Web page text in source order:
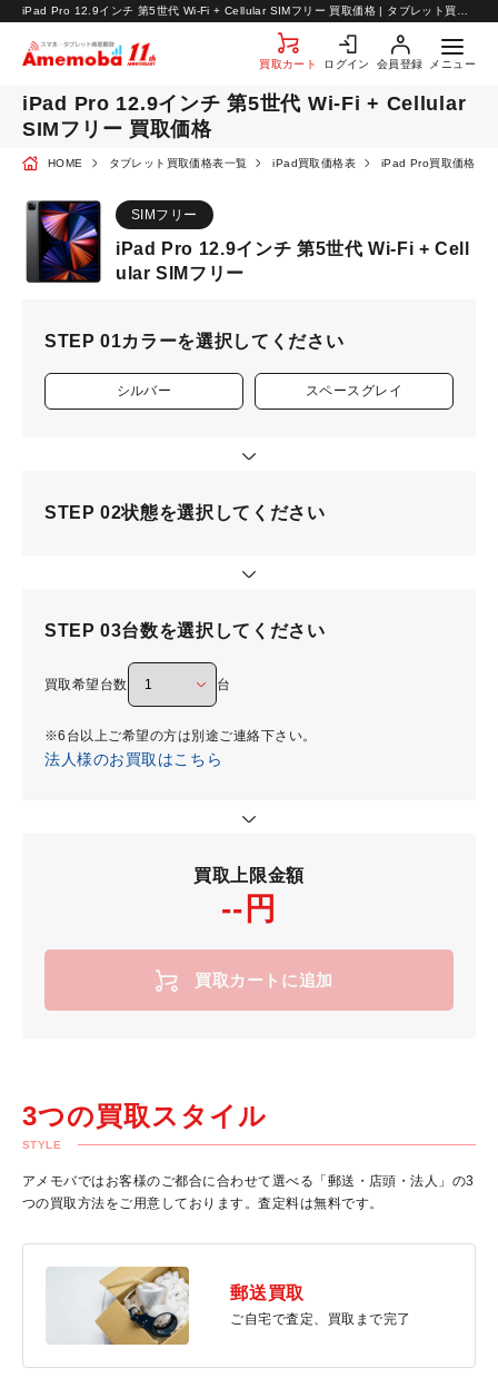
買取カート ログイン 会員登録 メニュー
お知らせ
お問い合わせ
iPad Pro 12.9インチ 第5世代 Wi-Fi + Cellular
SIMフリー 買取価格
HOME タブレット買取価格表一覧 iPad買取価格表 iPad Pro買取価格表
SIMフリー
iPad Pro 12.9インチ 第5世代 Wi-Fi + Cell
ular SIMフリー
STEP 01カラーを選択してください
シルバー スペースグレイ
STEP 02状態を選択してください
STEP 03台数を選択してください
買取希望台数 台
※6台以上ご希望の方は別途ご連絡下さい。
法人様のお買取はこちら
買取上限金額
--円
買取カートに追加
3つの買取スタイル
STYLE
アメモバではお客様のご都合に合わせて選べる「郵送・店頭・法人」の3
つの買取方法をご用意しております。査定料は無料です。
郵送買取
ご自宅で査定、買取まで完了